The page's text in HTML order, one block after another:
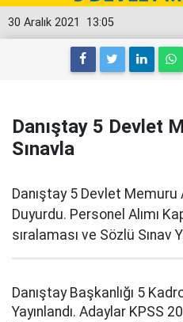
13:05
30 Aralık 2021
Danıştay 5 Devlet
Sınavla
Danıştay 5 Devlet Memuru
Duyurdu. Personel Alımı
sıralaması ve Sözlü Sınav
Danıştay Başkanlığı 5
Yayınlandı. Adaylar KPSS